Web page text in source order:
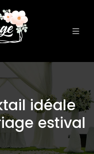
idéale
estival